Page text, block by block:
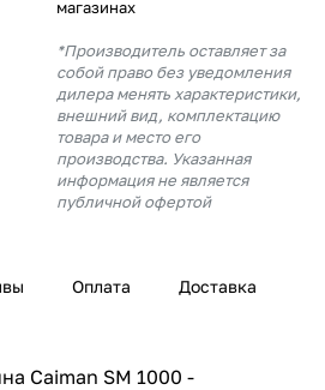
магазинах
*Производитель оставляет за
собой право без уведомления
дилера менять характеристики,
внешний вид, комплектацию
товара и место его
производства. Указанная
информация не является
публичной офертой
Оплата Доставка
Caiman SM 1000 -
с вашей карты